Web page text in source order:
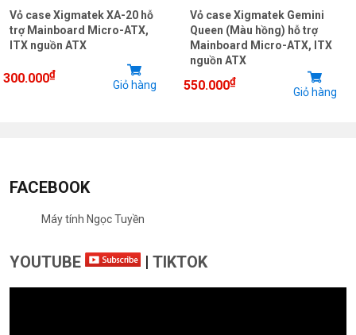
Vỏ case Xigmatek XA-20 hỗ
trợ Mainboard Micro-ATX,
ITX nguồn ATX
300.000₫
Giỏ hàng
Vỏ case Xigmatek Gemini
Queen (Màu hồng) hỗ trợ
Mainboard Micro-ATX, ITX
nguồn ATX
550.000₫
Giỏ hàng
FACEBOOK
Máy tính Ngọc Tuyền
YOUTUBE | TIKTOK